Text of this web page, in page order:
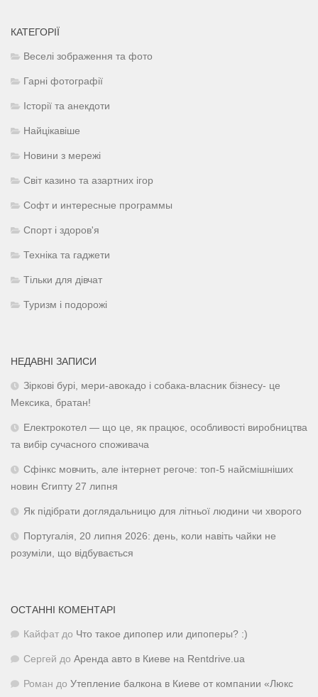
КАТЕГОРІЇ
Веселі зображення та фото
Гарні фотографії
Історії та анекдоти
Найцікавіше
Новини з мережі
Світ казино та азартних ігор
Софт и интересные программы
Спорт і здоров'я
Техніка та гаджети
Тільки для дівчат
Туризм і подорожі
НЕДАВНІ ЗАПИСИ
Зіркові бурі, мери-авокадо і собака-власник бізнесу- це
Мексика, братан!
Електрокотел — що це, як працює, особливості виробництва
та вибір сучасного споживача
Сфінкс мовчить, але інтернет регоче: топ-5 найсмішніших
новин Єгипту 27 липня
Як підібрати доглядальницю для літньої людини чи хворого
Португалія, 20 липня 2026: день, коли навіть чайки не
розуміли, що відбувається
ОСТАННІ КОМЕНТАРІ
Кайфат до Что такое дипопер или дипоперы? :)
Сергей до Аренда авто в Киеве на Rentdrive.ua
Роман до Утепление балкона в Киеве от компании «Люкс